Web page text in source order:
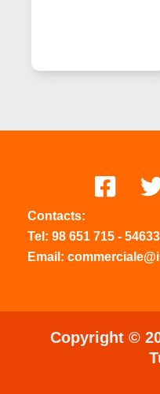
Contacts:
Tel: 98 651 715 - 54633
Email:
Copyright ©